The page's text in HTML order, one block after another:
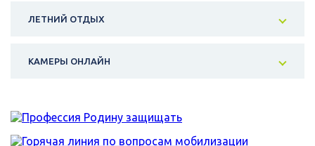
ЛЕТНИЙ ОТДЫХ
КАМЕРЫ ОНЛАЙН